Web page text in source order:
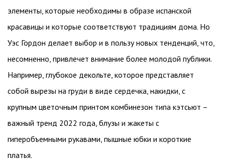
элементы, которые необходимы в образе испанской
красавицы и которые соответствуют традициям дома. Но
Уэс Гордон делает выбор и в пользу новых тенденций, что,
несомненно, привлечет внимание более молодой публики.
Например, глубокое декольте, которое представляет
собой вырезы на груди в виде сердечка, накидки, с
крупным цветочным принтом комбинезон типа кэтсьют –
важный тренд 2022 года, блузы и жакеты с
гиперобъемными рукавами, пышные юбки и короткие
платья.